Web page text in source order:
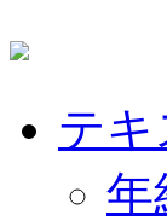
テキ
年